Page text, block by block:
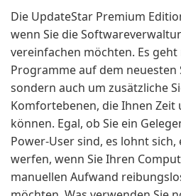
Die UpdateStar Premium
wenn Sie die
vereinfachen möchten. Es
Programme auf dem neuesten
sondern auch um zusätzliche
Komfortebenen, die Ihnen Zeit
können. Egal, ob Sie ein
Power-User sind, es lohnt
werfen, wenn Sie Ihren
manuellen Aufwand